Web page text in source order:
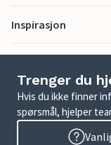
Inspirasjon
Trenger du
Hvis du ikke finner
spørsmål, hjelper